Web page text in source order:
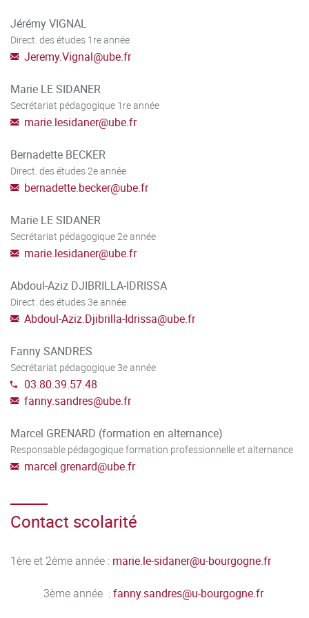
Jérémy VIGNAL
Direct. des études 1re année
Jeremy.Vignal@ube.fr
Marie LE SIDANER
Secrétariat pédagogique 1re année
marie.lesidaner@ube.fr
Bernadette BECKER
Direct. des études 2e année
bernadette.becker@ube.fr
Marie LE SIDANER
Secrétariat pédagogique 2e année
marie.lesidaner@ube.fr
Abdoul-Aziz DJIBRILLA-IDRISSA
Direct. des études 3e année
Abdoul-Aziz.Djibrilla-Idrissa@ube.fr
Fanny SANDRES
Secrétariat pédagogique 3e année
03.80.39.57.48
fanny.sandres@ube.fr
Marcel GRENARD (formation en alternance)
Responsable pédagogique formation professionnelle et alternance
marcel.grenard@ube.fr
Contact scolarité
1ère et 2ème année : marie.le-sidaner@u-bourgogne.fr
3ème année :fanny.sandres@u-bourgogne.fr